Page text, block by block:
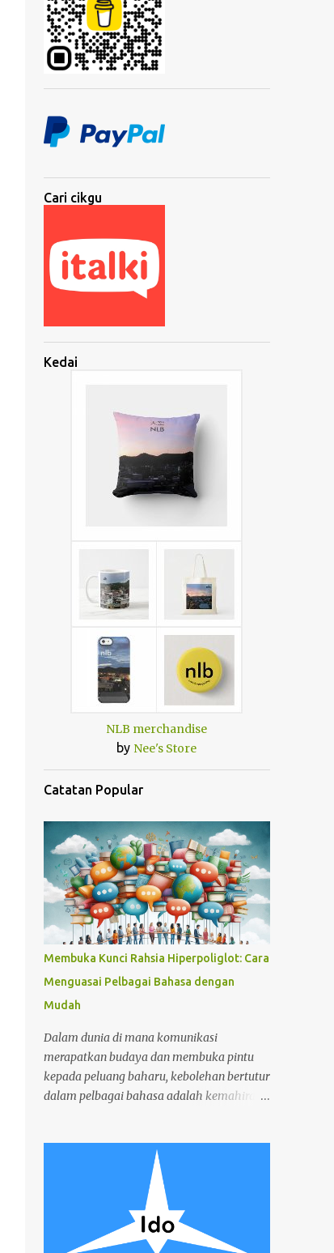
Cari cikgu
Kedai
NLB merchandise
by Nee's Store
Catatan Popular
Membuka Kunci Rahsia Hiperpoliglot: Cara
Menguasai Pelbagai Bahasa dengan
Mudah
Dalam dunia di mana komunikasi
merapatkan budaya dan membuka pintu
kepada peluang baharu, kebolehan bertutur
dalam pelbagai bahasa adalah kemahiran
trilingualisme dan menjadi hiperpoliglot
(seseorang yang fasih bertutur enam,
sepuluh atau dua puluh bahasa)?
Hiperpoliglot tidak dilahirkan dengan
kebolehan yang luar biasa, mereka dibuat